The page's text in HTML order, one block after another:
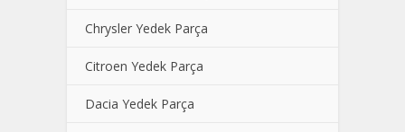
Chrysler Yedek Parça
Citroen Yedek Parça
Dacia Yedek Parça